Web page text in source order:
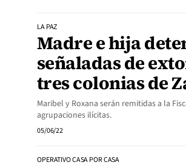
LA PAZ
Madre e hija
señaladas de
tres colonias de
Maribel y Roxana serán remitidas a la
agrupaciones ilícitas.
05/06/22
OPERATIVO CASA POR CASA